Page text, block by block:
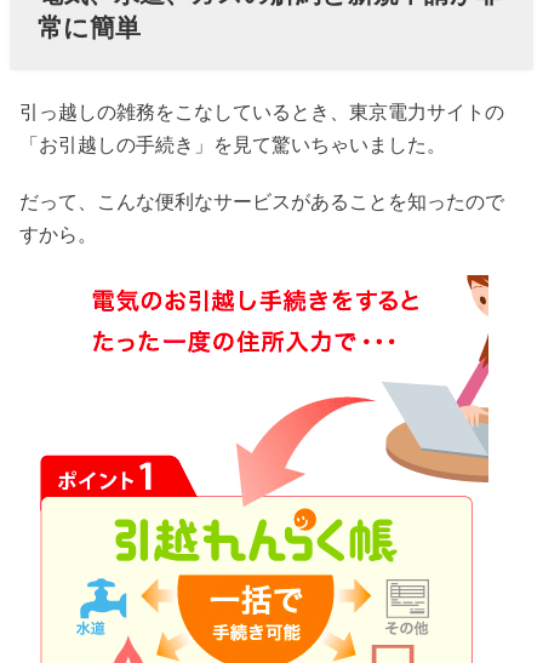
常に簡単
引っ越しの雑務をこなしているとき、東京電力サイトの
「お引越しの手続き」を見て驚いちゃいました。
だって、こんな便利なサービスがあることを知ったので
すから。